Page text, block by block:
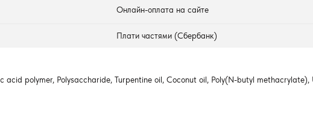
Онлайн-оплата на сайте
Плати частями (Сбербанк)
polymer, Polysaccharide, Turpentine oil, Coconut oil, Poly(N-butyl methacrylate),